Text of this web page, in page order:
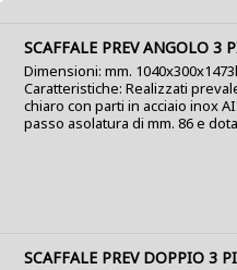
SCAFFALE PREV ANGOLO 3
Dimensioni: mm.
Caratteristiche: Realizzati
chiaro con parti in acciaio inox
passo asolatura di mm. 86 e
SCAFFALE PREV DOPPIO 3